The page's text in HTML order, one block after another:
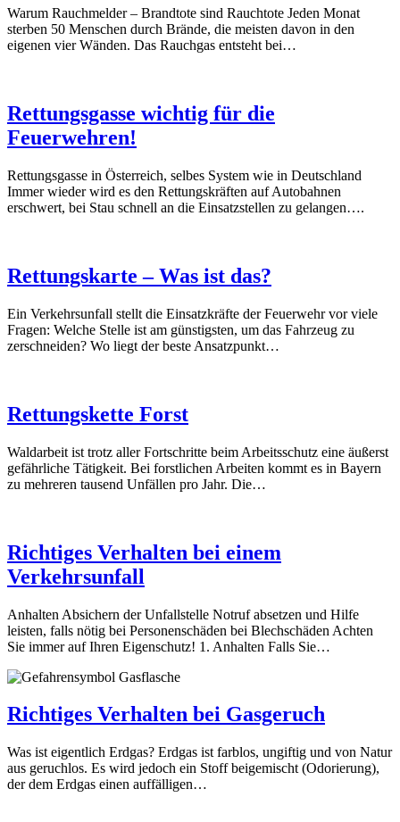
Warum Rauchmelder – Brandtote sind Rauchtote Jeden Monat
sterben 50 Menschen durch Brände, die meisten davon in den
eigenen vier Wänden. Das Rauchgas entsteht bei…
Rettungsgasse wichtig für die
Feuerwehren!
Rettungsgasse in Österreich, selbes System wie in Deutschland
Immer wieder wird es den Rettungskräften auf Autobahnen
erschwert, bei Stau schnell an die Einsatzstellen zu gelangen….
Rettungskarte – Was ist das?
Ein Verkehrsunfall stellt die Einsatzkräfte der Feuerwehr vor viele
Fragen: Welche Stelle ist am günstigsten, um das Fahrzeug zu
zerschneiden? Wo liegt der beste Ansatzpunkt…
Rettungskette Forst
Waldarbeit ist trotz aller Fortschritte beim Arbeitsschutz eine äußerst
gefährliche Tätigkeit. Bei forstlichen Arbeiten kommt es in Bayern
zu mehreren tausend Unfällen pro Jahr. Die…
Richtiges Verhalten bei einem
Verkehrsunfall
Anhalten Absichern der Unfallstelle Notruf absetzen und Hilfe
leisten, falls nötig bei Personenschäden bei Blechschäden Achten
Sie immer auf Ihren Eigenschutz! 1. Anhalten Falls Sie…
Richtiges Verhalten bei Gasgeruch
Was ist eigentlich Erdgas? Erdgas ist farblos, ungiftig und von Natur
aus geruchlos. Es wird jedoch ein Stoff beigemischt (Odorierung),
der dem Erdgas einen auffälligen…